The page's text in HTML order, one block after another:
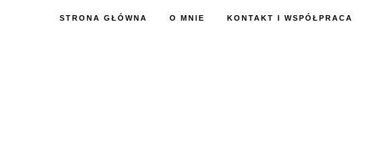
STRONA GŁÓWNA O MNIE KONTAKT I WSPÓŁPRACA